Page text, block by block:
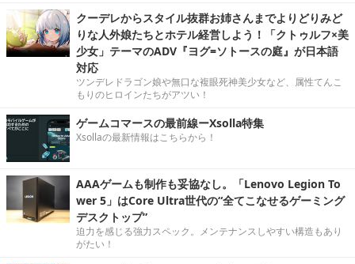
クーデレからスタイル抜群お姉さんまでよりどりみど
りな人外娘たちとホテル経営しよう！「クトゥルフ×美
少女」テーマのADV『ヨグ=ソトースの庭』が日本語
対応
ツンデレドラゴン娘や無口な複眼死神美少女など、属性てんこ
もりのヒロインたちがアツい！
ゲームコマースの最前線ーXsolla特集
Xsollaの最新情報はこちらから！
AAAゲームも制作も妥協なし。「Lenovo Legion To
wer 5」はCore Ultra世代の“全てこなせるゲーミング
デスクトップ”
迫力を感じる強力スペック。メンテナンスしやすい構造もあり
がたい！